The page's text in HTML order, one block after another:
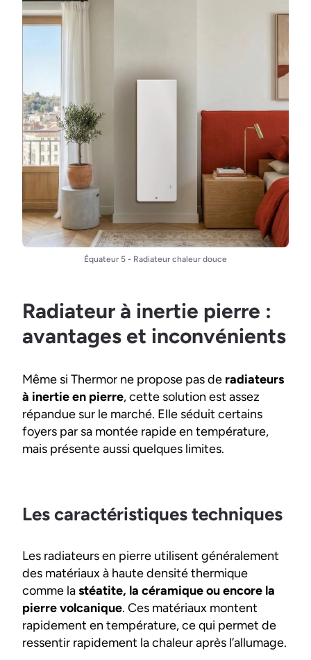
Équateur 5 - Radiateur chaleur douce
Radiateur à inertie pierre :
avantages et inconvénients
Même si Thermor ne propose pas de radiateurs
à inertie en pierre, cette solution est assez
répandue sur le marché. Elle séduit certains
foyers par sa montée rapide en température,
mais présente aussi quelques limites.
Les caractéristiques techniques
Les radiateurs en pierre utilisent généralement
des matériaux à haute densité thermique
comme lastéatite, la céramique ou encore la
pierre volcanique. Ces matériaux montent
rapidement en température, ce qui permet de
ressentir rapidement la chaleur après l’allumage.